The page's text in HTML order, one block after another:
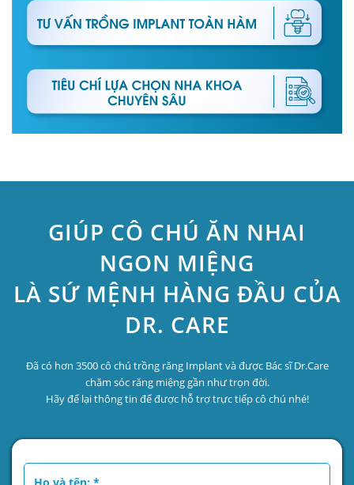
GIÚP CÔ CHÚ ĂN NHAI
NGON MIỆNG
LÀ SỨ MỆNH HÀNG ĐẦU CỦA
DR. CARE
Đã có hơn 3500 cô chú trồng răng Implant và được Bác sĩ Dr.Care
chăm sóc răng miệng gần như trọn đời.
Hãy để lại thông tin để được hỗ trợ trực tiếp cô chú nhé!